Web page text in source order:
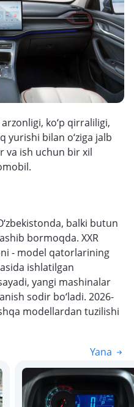
ko‘p qirraliligi,
yurishi bilan o‘ziga jalb
va ish uchun bir xil
balki butun
bormoqda. XXR
- model qatorlarining
ishlatilgan
yangi mashinalar
sodir bo‘ladi. 2026-
modellardan tuzilishi
Yana